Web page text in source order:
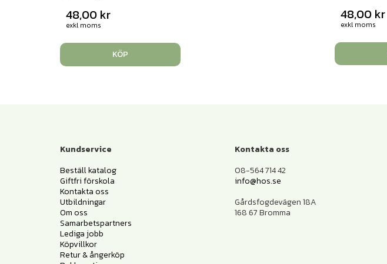
48,00 kr
exkl moms
KÖP
48,00 kr
exkl moms
Kundservice
Beställ katalog
Giftfri förskola
Kontakta oss
Utbildningar
Om oss
Samarbetspartners
Lediga jobb
Köpvillkor
Retur & ångerköp
Kontakta oss
08-564 714 42
info@hos.se
Gårdsfogdevägen 18A
168 67 Bromma